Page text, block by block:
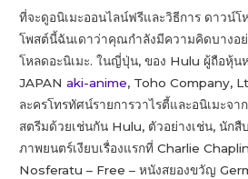
ที่จะดูอนิเมะออนไลน์ฟรีและวิธีการ ดาวน์โ
โพสต์นี้ฉันเดาว่าคุณกำลังมีความคิดบางอ
โหลดอะนิเมะ. ในญี่ปุ่น, ของ Hulu ผู้ถือหุ้น
JAPANaki-anime, Toho Company,
ละครโทรทัศน์รายการวาไรตี้และอนิเมะจา
สตรีมด้วยเช่นกัน Hulu, ตัวอย่างเช่น, นักสื
ภาพยนตร์เงียบเรื่องแรกที่ Charlie
Nosferatu – Free – หนังสยองขวัญ